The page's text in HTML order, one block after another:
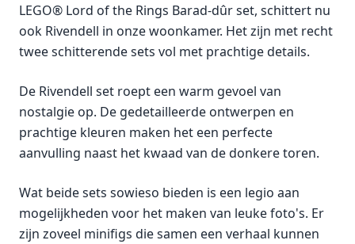
LEGO® Lord of the Rings Barad-dûr set, schittert nu
ook Rivendell in onze woonkamer. Het zijn met recht
twee schitterende sets vol met prachtige details.
De Rivendell set roept een warm gevoel van
nostalgie op. De gedetailleerde ontwerpen en
prachtige kleuren maken het een perfecte
aanvulling naast het kwaad van de donkere toren.
Wat beide sets sowieso bieden is een legio aan
mogelijkheden voor het maken van leuke foto's. Er
zijn zoveel minifigs die samen een verhaal kunnen